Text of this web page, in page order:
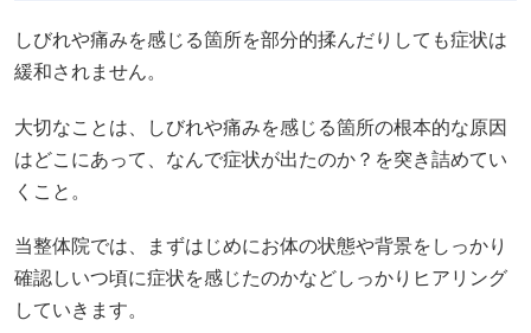
しびれや痛みを感じる箇所を部分的揉んだりしても症状は
緩和されません。
大切なことは、しびれや痛みを感じる箇所の根本的な原因
はどこにあって、なんで症状が出たのか？を突き詰めてい
くこと。
当整体院では、まずはじめにお体の状態や背景をしっかり
確認しいつ頃に症状を感じたのかなどしっかりヒアリング
していきます。